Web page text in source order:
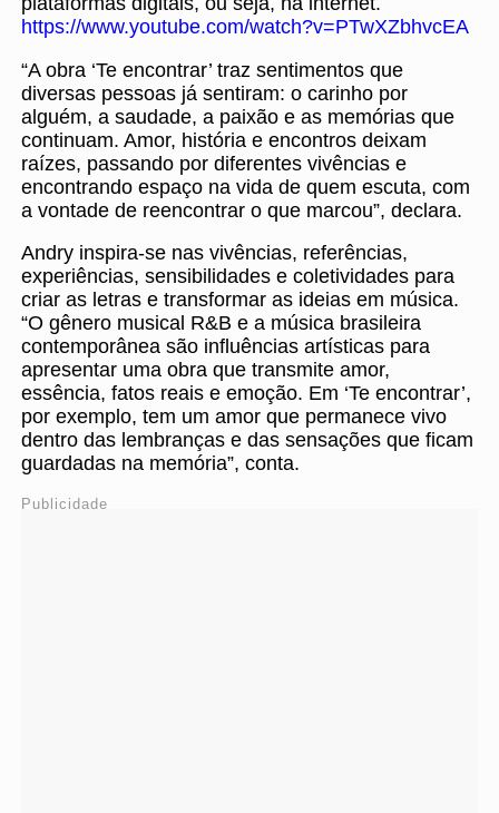
https://www.youtube.com/watch?v=PTwXZbhvcEA
“A obra ‘Te encontrar’ traz sentimentos que
diversas pessoas já sentiram: o carinho por
alguém, a saudade, a paixão e as memórias que
continuam. Amor, história e encontros deixam
raízes, passando por diferentes vivências e
encontrando espaço na vida de quem escuta, com
a vontade de reencontrar o que marcou”, declara.
Andry inspira-se nas vivências, referências,
experiências, sensibilidades e coletividades para
criar as letras e transformar as ideias em música.
“O gênero musical R&B e a música brasileira
contemporânea são influências artísticas para
apresentar uma obra que transmite amor,
essência, fatos reais e emoção. Em ‘Te encontrar’,
por exemplo, tem um amor que permanece vivo
dentro das lembranças e das sensações que ficam
guardadas na memória”, conta.
Publicidade